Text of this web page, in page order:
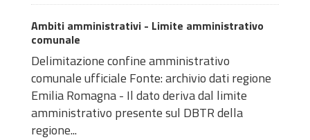
Ambiti amministrativi - Limite amministrativo
comunale
Delimitazione confine amministrativo
comunale ufficiale Fonte: archivio dati regione
Emilia Romagna - Il dato deriva dal limite
amministrativo presente sul DBTR della
regione...